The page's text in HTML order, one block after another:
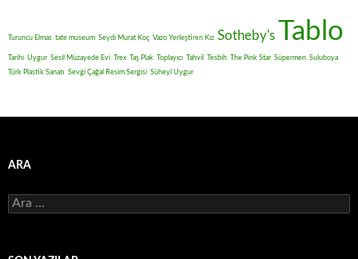
Turuncu Elmas tate museum Seydi Murat Koç Vazo Yerleştiren Kız Sotheby's Tablo
Tarihi Uygur Sesil Müzayede Evi Trex Taş Plak Toplayıcı Tahvil Tesbih The Pink Star Süpermen Suluboya
Türk Plastik Sanatı Sevgi Çağal Resim Sergisi Süheyl Uygur
ARA
Arama: